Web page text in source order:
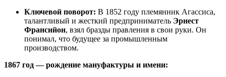
Ключевой поворот: В 1852 году племянник Агассиса,
талантливый и жесткий предприниматель Эрнест
Франсийон, взял бразды правления в свои руки. Он
понимал, что будущее за промышленным
производством.
1867 год — рождение мануфактуры и имени: